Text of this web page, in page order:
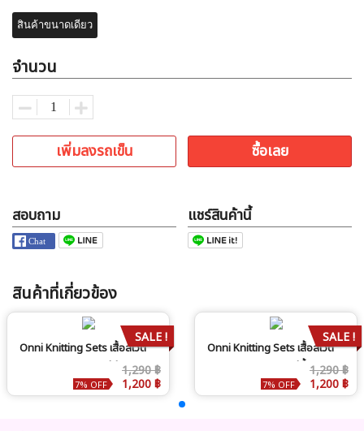
สินค้าขนาดเดียว
จำนวน
เพิ่มลงรถเข็น ซื้อเลย
สอบถาม แชร์สินค้านี้
สินค้าที่เกี่ยวข้อง
Onni Knitting Sets เสื้อสเวต
เตอร์+กางเกงขายาว สีดำ 1,290 ฿
1,200 ฿
7% OFF
SALE !
Onni Knitting Sets เสื้อสเวต
เตอร์+กางเกงขายาว สีน้ำตาล1,290 ฿
1,200 ฿
7% OFF
SALE !